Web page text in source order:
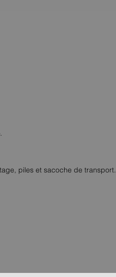
piles et sacoche de transport.